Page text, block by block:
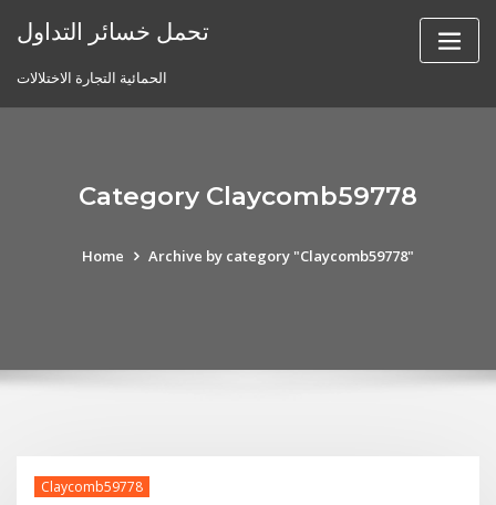
تحمل خسائر التداول
الحمائية التجارة الاختلالات
Category Claycomb59778
Home Archive by category "Claycomb59778"
Claycomb59778